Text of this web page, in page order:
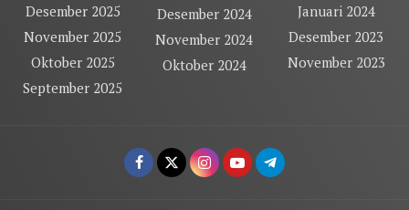
Desember 2025
November 2025
Oktober 2025
September 2025
Desember 2024
November 2024
Oktober 2024
Januari 2024
Desember 2023
November 2023